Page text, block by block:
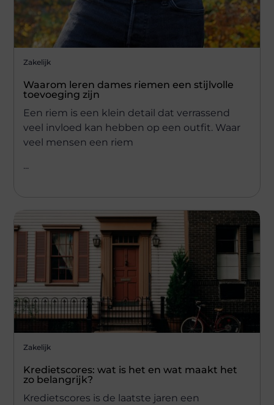
Zakelijk
Waarom leren dames riemen een stijlvolle
toevoeging zijn
Een riem is een klein detail dat verrassend
veel invloed kan hebben op een outfit. Waar
veel mensen een riem
...
Zakelijk
Kredietscores: wat is het en wat maakt het
zo belangrijk?
Kredietscores is de laatste jaren een